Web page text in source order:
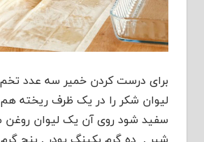
برای درست کردن خمیر سه عدد
لیوان شکر را در یک ظرف ریخته
سفید شود روی آن یک لیوان روغن